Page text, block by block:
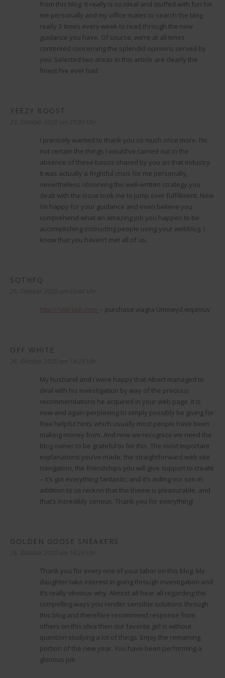
from this blog. It really is so ideal and stuffed with fun for
me personally and my office mates to search the blog
really 3 times every week to read through the new
guidance you have. Of course, we’re at all times
contented concerning the splendid opinions served by
you. Selected two areas in this article are clearly the
finest I’ve ever had.
YEEZY BOOST
I precisely wanted to thank you so much once more. I’m
not certain the things I would’ve carried out in the
absence of these basics shared by you on that industry.
It was actually a frightful crisis for me personally,
nevertheless observing the well-written strategy you
dealt with the issue took me to jump over fulfillment. Now
i’m happy for your guidance and even believe you
comprehend what an amazing job you happen to be
accomplishing instructing people using your webblog. I
know that you haven’t met all of us.
SQTHFQ
http://sildrxpll.com/ – purchase viagra Umowyd wqamuv
OFF WHITE
My husband and i were happy that Albert managed to
deal with his investigation by way of the precious
recommendations he acquired in your web page. It is
now and again perplexing to simply possibly be giving for
free helpful hints which usually most people have been
making money from. And now we recognize we need the
blog owner to be grateful to for this. The most important
explanations you’ve made, the straightforward web site
navigation, the friendships you will give support to create
– it’s got everything fantastic, and it’s aiding our son in
addition to us reckon that the theme is pleasurable, and
that’s incredibly serious. Thank you for everything!
GOLDEN GOOSE SNEAKERS
Thank you for every one of your labor on this blog. My
daughter take interest in going through investigation and
it’s really obvious why. Almost all hear all regarding the
compelling ways you render sensible solutions through
this blog and therefore recommend response from
others on this idea then our favorite girl is without
question studying a lot of things. Enjoy the remaining
portion of the new year. You have been performing a
glorious job.